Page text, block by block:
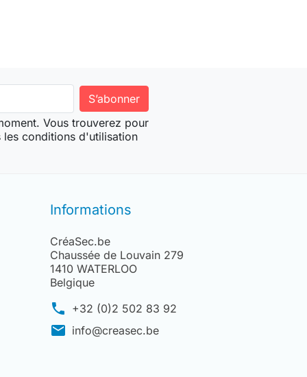
Vous trouverez pour
conditions d'utilisation
Informations
CréaSec.be
Chaussée de Louvain 279
1410 WATERLOO
Belgique
phone +32 (0)2 502 83 92
mail info@creasec.be